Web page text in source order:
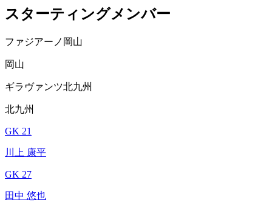
スターティングメンバー
ファジアーノ岡山
岡山
ギラヴァンツ北九州
北九州
GK 21
川上 康平
GK 27
田中 悠也